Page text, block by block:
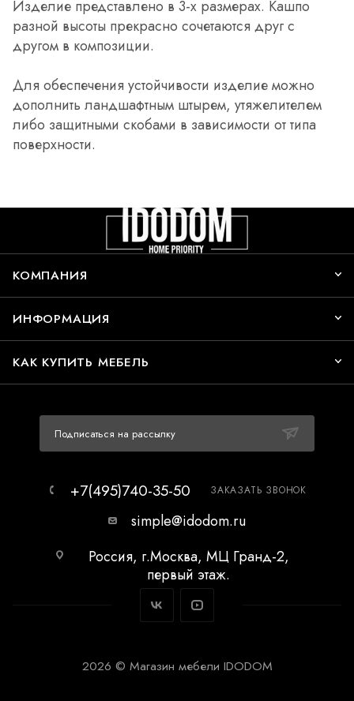
Изделие представлено в 3-х размерах. Кашпо
разной высоты прекрасно сочетаются друг с
другом в композиции.
Для обеспечения устойчивости изделие можно
дополнить ландшафтным штырем, утяжелителем
либо защитными скобами в зависимости от типа
поверхности.
КОМПАНИЯ
ИНФОРМАЦИЯ
КАК КУПИТЬ МЕБЕЛЬ
Подписаться на рассылку
+7(495)740-35-50 ЗАКАЗАТЬ ЗВОНОК
simple@idodom.ru
Россия, г.Москва, МЦ Гранд-2,
первый этаж.
2026 © Магазин мебели IDODOM